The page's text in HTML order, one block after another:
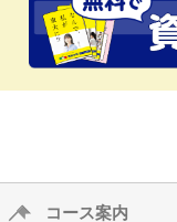
コース案内